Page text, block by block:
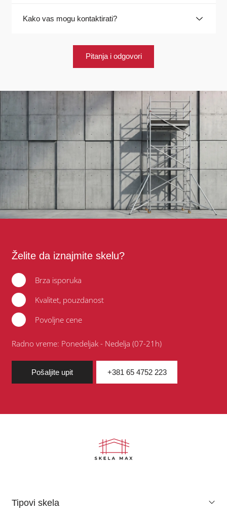
Kako vas mogu kontaktirati?
Pitanja i odgovori
Želite da iznajmite skelu?
Brza isporuka
Kvalitet, pouzdanost
Povoljne cene
Radno vreme: Ponedeljak - Nedelja (07-21h)
Pošaljite upit +381 65 4752 223
Tipovi skela